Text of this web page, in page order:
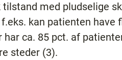
med pludselige
kan patienten have
ca. 85 pct. af
steder (3).